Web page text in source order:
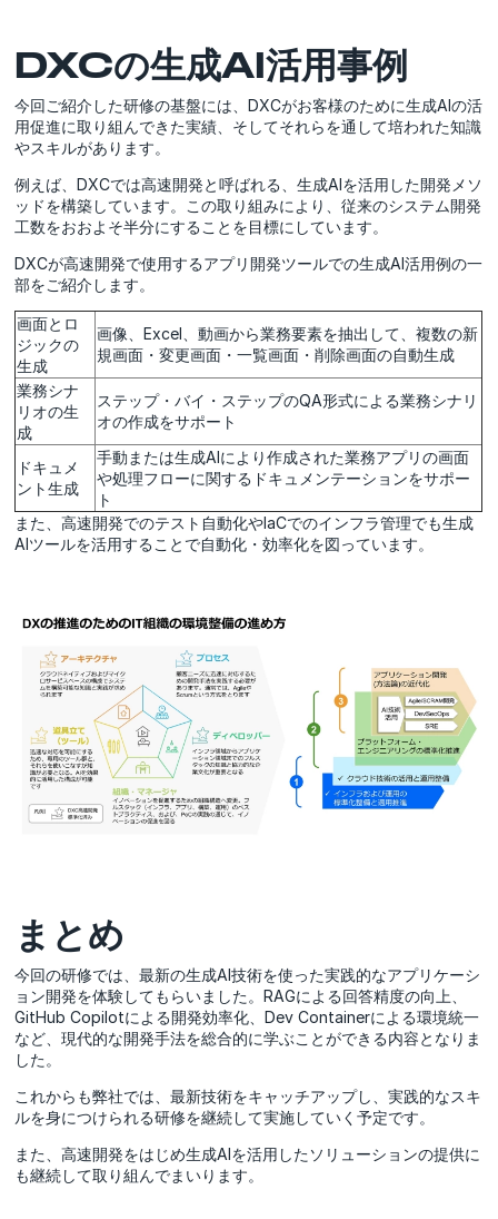
DXCの生成AI活用事例
今回ご紹介した研修の基盤には、DXCがお客様のために生成AIの活
用促進に取り組んできた実績、そしてそれらを通して培われた知識
やスキルがあります。
例えば、DXCでは高速開発と呼ばれる、生成AIを活用した開発メソ
ッドを構築しています。この取り組みにより、従来のシステム開発
工数をおおよそ半分にすることを目標にしています。
DXCが高速開発で使用するアプリ開発ツールでの生成AI活用例の一
部をご紹介します。
画面とロ
ジックの
生成
画像、Excel、動画から業務要素を抽出して、複数の新
規画面・変更画面・一覧画面・削除画面の自動生成
業務シナ
リオの生
成
ステップ・バイ・ステップのQA形式による業務シナリ
オの作成をサポート
ドキュメ
ント生成
手動または生成AIにより作成された業務アプリの画面
や処理フローに関するドキュメンテーションをサポー
ト
また、高速開発でのテスト自動化やIaCでのインフラ管理でも生成
AIツールを活用することで自動化・効率化を図っています。
まとめ
今回の研修では、最新の生成AI技術を使った実践的なアプリケーシ
ョン開発を体験してもらいました。RAGによる回答精度の向上、
GitHub Copilotによる開発効率化、Dev Containerによる環境統一
など、現代的な開発手法を総合的に学ぶことができる内容となりま
した。
これからも弊社では、最新技術をキャッチアップし、実践的なスキ
ルを身につけられる研修を継続して実施していく予定です。
また、高速開発をはじめ生成AIを活用したソリューションの提供に
も継続して取り組んでまいります。